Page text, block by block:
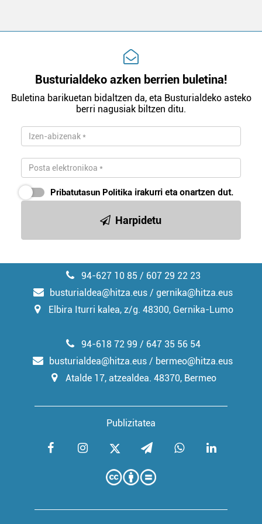
Busturialdeko azken berrien buletina!
Buletina barikuetan bidaltzen da, eta Busturialdeko asteko
berri nagusiak biltzen ditu.
Pribatutasun Politika irakurri eta onartzen dut.
Harpidetu
94-627 10 85 / 607 29 22 23
busturialdea@hitza.eus / gernika@hitza.eus
Elbira Iturri kalea, z/g. 48300, Gernika-Lumo
Publizitatea
94-618 72 99 / 647 35 56 54
busturialdea@hitza.eus / bermeo@hitza.eus
Atalde 17, atzealdea. 48370, Bermeo